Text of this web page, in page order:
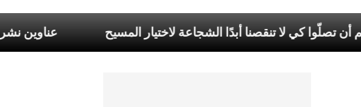
من قداستكم أن تصلّوا كي لا تنقصنا أبدًا الشجاعة لاختيار المسيح